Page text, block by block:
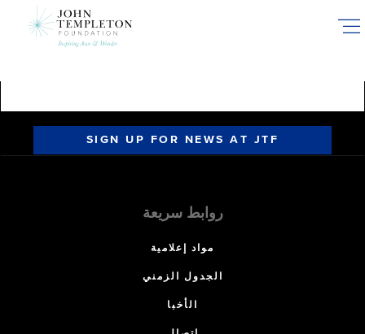
SIGN UP FOR NEWS AT JTF
روابط سريعة
مواد إعلامية
الجدول الزمني
الأخبا